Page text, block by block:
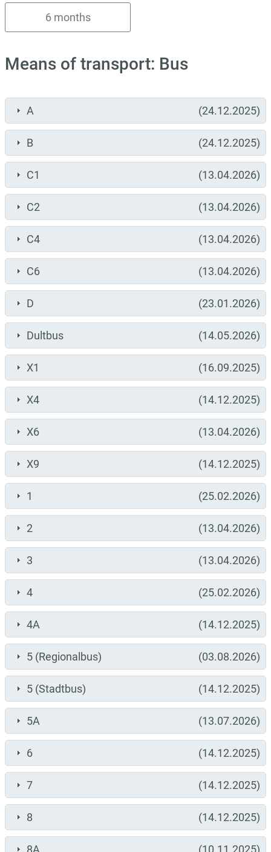
6 months
Means of transport: Bus
A (24.12.2025)
B (24.12.2025)
C1 (13.04.2026)
C2 (13.04.2026)
C4 (13.04.2026)
C6 (13.04.2026)
D (23.01.2026)
Dultbus (14.05.2026)
X1 (16.09.2025)
X4 (14.12.2025)
X6 (13.04.2026)
X9 (14.12.2025)
1 (25.02.2026)
2 (13.04.2026)
3 (13.04.2026)
4 (25.02.2026)
4A (14.12.2025)
5 (Regionalbus) (03.08.2026)
5 (Stadtbus) (14.12.2025)
5A (13.07.2026)
6 (14.12.2025)
7 (14.12.2025)
8 (14.12.2025)
8A (10.11.2025)